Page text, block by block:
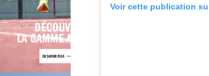
Voir cette publication